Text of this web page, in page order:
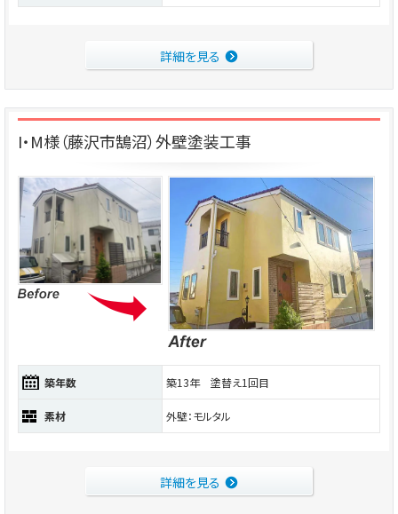
詳細を見る
I・M様（藤沢市鵠沼）外壁塗装工事
築年数 築13年 塗替え1回目
素材 外壁：モルタル
詳細を見る